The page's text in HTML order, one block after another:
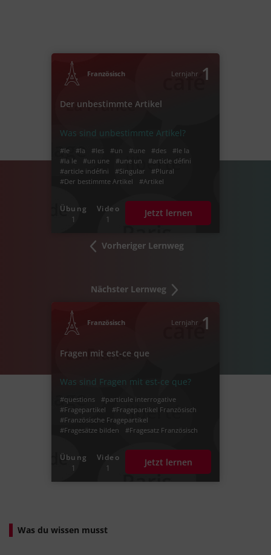
Vorheriger Lernweg
Französisch Lernjahr 1
Der unbestimmte Artikel
Was sind unbestimmte Artikel?
#le #la #les #un #une #des
#le la
#la le
#un une #une un
#article défini
#article indéfini
#Singular
#Plural
#Der bestimmte Artikel
#Artikel
#bestimmter Artikel Französisch
#unbestimmter Artikel Französisch
#l'article défini
Übung
1
Video
1
Jetzt lernen
Nächster Lernweg
Französisch Lernjahr 1
Fragen mit est-ce que
Was sind Fragen mit est-ce que?
#questions
#particule interrogative
#Fragepartikel
#Fragepartikel Französisch
#Französische Fragepartikel
#Fragesätze bilden
#Fragesatz Französisch
Übung
1
Video
1
Jetzt lernen
Was du wissen musst